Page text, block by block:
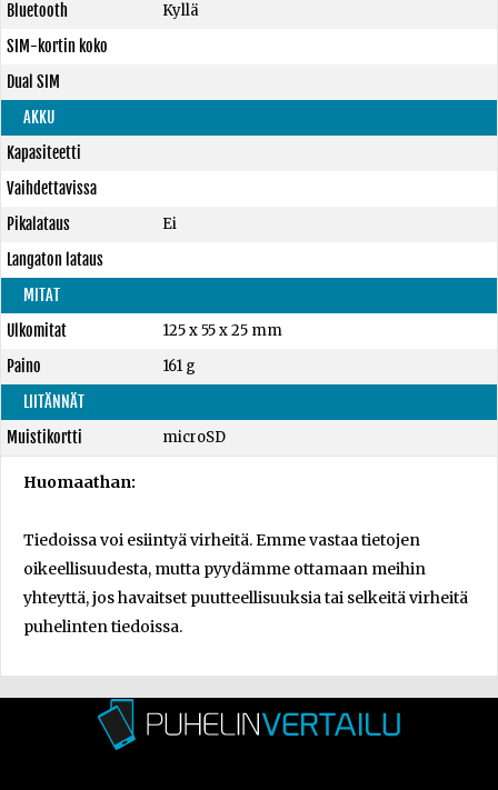
Bluetooth
Kyllä
SIM-kortin koko
Dual SIM
AKKU
Kapasiteetti
Vaihdettavissa
Pikalataus
Ei
Langaton lataus
MITAT
Ulkomitat
125 x 55 x 25 mm
Paino
161 g
LIITÄNNÄT
Muistikortti
microSD
Huomaathan:
Tiedoissa voi esiintyä virheitä. Emme vastaa tietojen
oikeellisuudesta, mutta pyydämme ottamaan meihin
yhteyttä, jos havaitset puutteellisuuksia tai selkeitä virheitä
puhelinten tiedoissa.